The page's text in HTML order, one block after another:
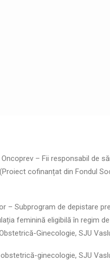
– Fii responsabil de
cofinanțat din Fondul
– Subprogram de depistare
feminină eligibilă în regim
Ginecologie, SJU
ginecologie, SJU